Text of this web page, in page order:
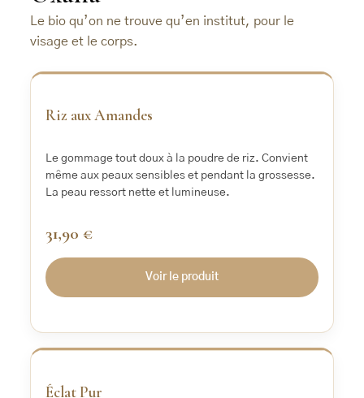
Le bio qu’on ne trouve qu’en institut, pour le
visage et le corps.
‹ ›
Riz aux Amandes
Le gommage tout doux à la poudre de riz. Convient
même aux peaux sensibles et pendant la grossesse.
La peau ressort nette et lumineuse.
31,90 €
Voir le produit
‹ ›
Éclat Pur